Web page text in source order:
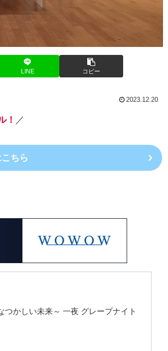
LINE コピー
2023.12.20
！ ／
ちら
かしい未来～ 一夜 グレープナイト